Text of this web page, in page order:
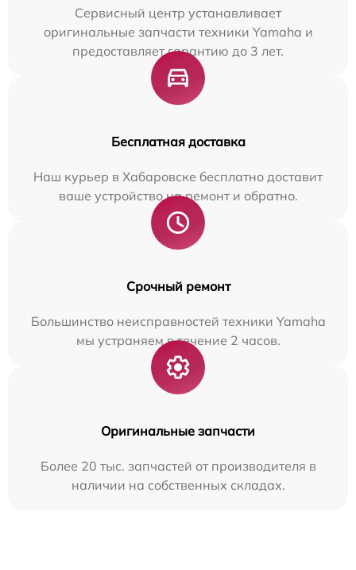
Сервисный центр устанавливает
оригинальные запчасти техники Yamaha и
предоставляет гарантию до 3 лет.
Бесплатная доставка
Наш курьер в Хабаровске бесплатно доставит
ваше устройство на ремонт и обратно.
Срочный ремонт
Большинство неисправностей техники Yamaha
мы устраняем в течение 2 часов.
Оригинальные запчасти
Более 20 тыс. запчастей от производителя в
наличии на собственных складах.